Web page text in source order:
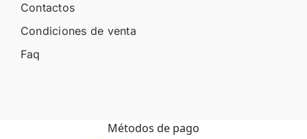
Contactos
Condiciones de venta
Faq
Métodos de pago